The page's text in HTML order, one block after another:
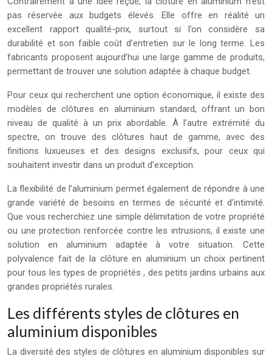
pas réservée aux budgets élevés. Elle offre en réalité un
excellent rapport qualité-prix, surtout si l’on considère sa
durabilité et son faible coût d’entretien sur le long terme. Les
fabricants proposent aujourd’hui une large gamme de produits,
permettant de trouver une solution adaptée à chaque budget.
Pour ceux qui recherchent une option économique, il existe des
modèles de clôtures en aluminium standard, offrant un bon
niveau de qualité à un prix abordable. À l’autre extrémité du
spectre, on trouve des clôtures haut de gamme, avec des
finitions luxueuses et des designs exclusifs, pour ceux qui
souhaitent investir dans un produit d’exception.
La flexibilité de l’aluminium permet également de répondre à une
grande variété de besoins en termes de sécurité et d’intimité.
Que vous recherchiez une simple délimitation de votre propriété
ou une protection renforcée contre les intrusions, il existe une
solution en aluminium adaptée à votre situation. Cette
polyvalence fait de la clôture en aluminium un choix pertinent
pour tous les types de propriétés , des petits jardins urbains aux
grandes propriétés rurales.
Les différents styles de clôtures en
aluminium disponibles
La diversité des styles de clôtures en aluminium disponibles sur